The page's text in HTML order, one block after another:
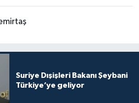
Suriye Dışişleri Bakanı Şeybani
Türkiye’ye geliyor